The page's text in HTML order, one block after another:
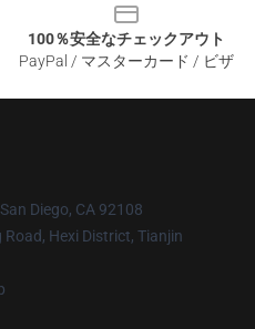
100％安全なチェックアウト
PayPal / マスターカード / ビザ
Diego, CA 92108
Hexi District, Tianjin